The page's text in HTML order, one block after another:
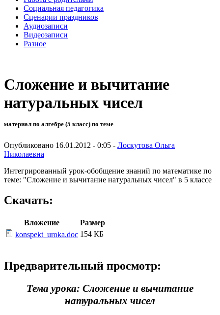
Социальная педагогика
Сценарии праздников
Аудиозаписи
Видеозаписи
Разное
Сложение и вычитание
натуральных чисел
материал по алгебре (5 класс) по теме
Опубликовано 16.01.2012 - 0:05 - Лоскутова Ольга
Николаевна
Интегрированный урок-обобщение знаний по математике по
теме: "Сложение и вычитание натуральных чисел" в 5 классе
Скачать:
Вложение
Размер
konspekt_uroka.doc 154 КБ
Предварительный просмотр:
Тема урока: Сложение и вычитание
натуральных чисел